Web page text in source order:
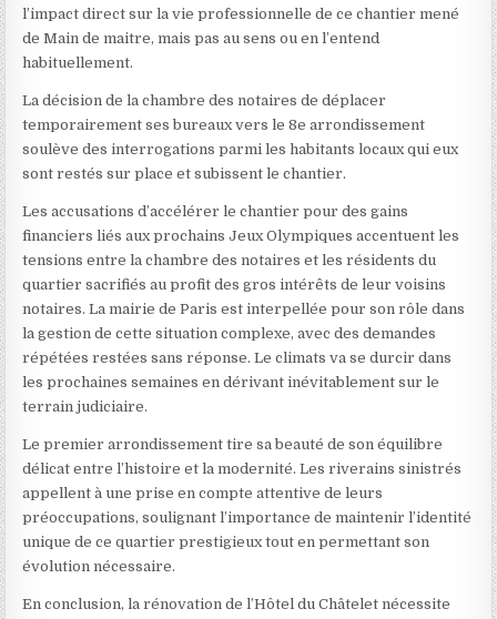
l’impact direct sur la vie professionnelle de ce chantier mené
de Main de maitre, mais pas au sens ou en l’entend
habituellement.
La décision de la chambre des notaires de déplacer
temporairement ses bureaux vers le 8e arrondissement
soulève des interrogations parmi les habitants locaux qui eux
sont restés sur place et subissent le chantier.
Les accusations d’accélérer le chantier pour des gains
financiers liés aux prochains Jeux Olympiques accentuent les
tensions entre la chambre des notaires et les résidents du
quartier sacrifiés au profit des gros intérêts de leur voisins
notaires. La mairie de Paris est interpellée pour son rôle dans
la gestion de cette situation complexe, avec des demandes
répétées restées sans réponse. Le climats va se durcir dans
les prochaines semaines en dérivant inévitablement sur le
terrain judiciaire.
Le premier arrondissement tire sa beauté de son équilibre
délicat entre l’histoire et la modernité. Les riverains sinistrés
appellent à une prise en compte attentive de leurs
préoccupations, soulignant l’importance de maintenir l’identité
unique de ce quartier prestigieux tout en permettant son
évolution nécessaire.
En conclusion, la rénovation de l’Hôtel du Châtelet nécessite